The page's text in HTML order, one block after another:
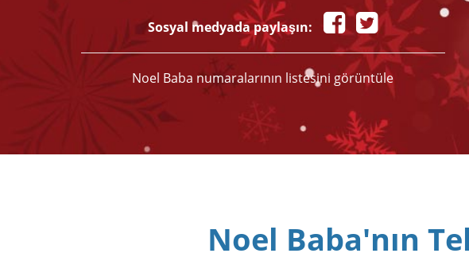
Sosyal medyada paylaşın:
Noel Baba numaralarının listesini görüntüle
Noel Baba'nın